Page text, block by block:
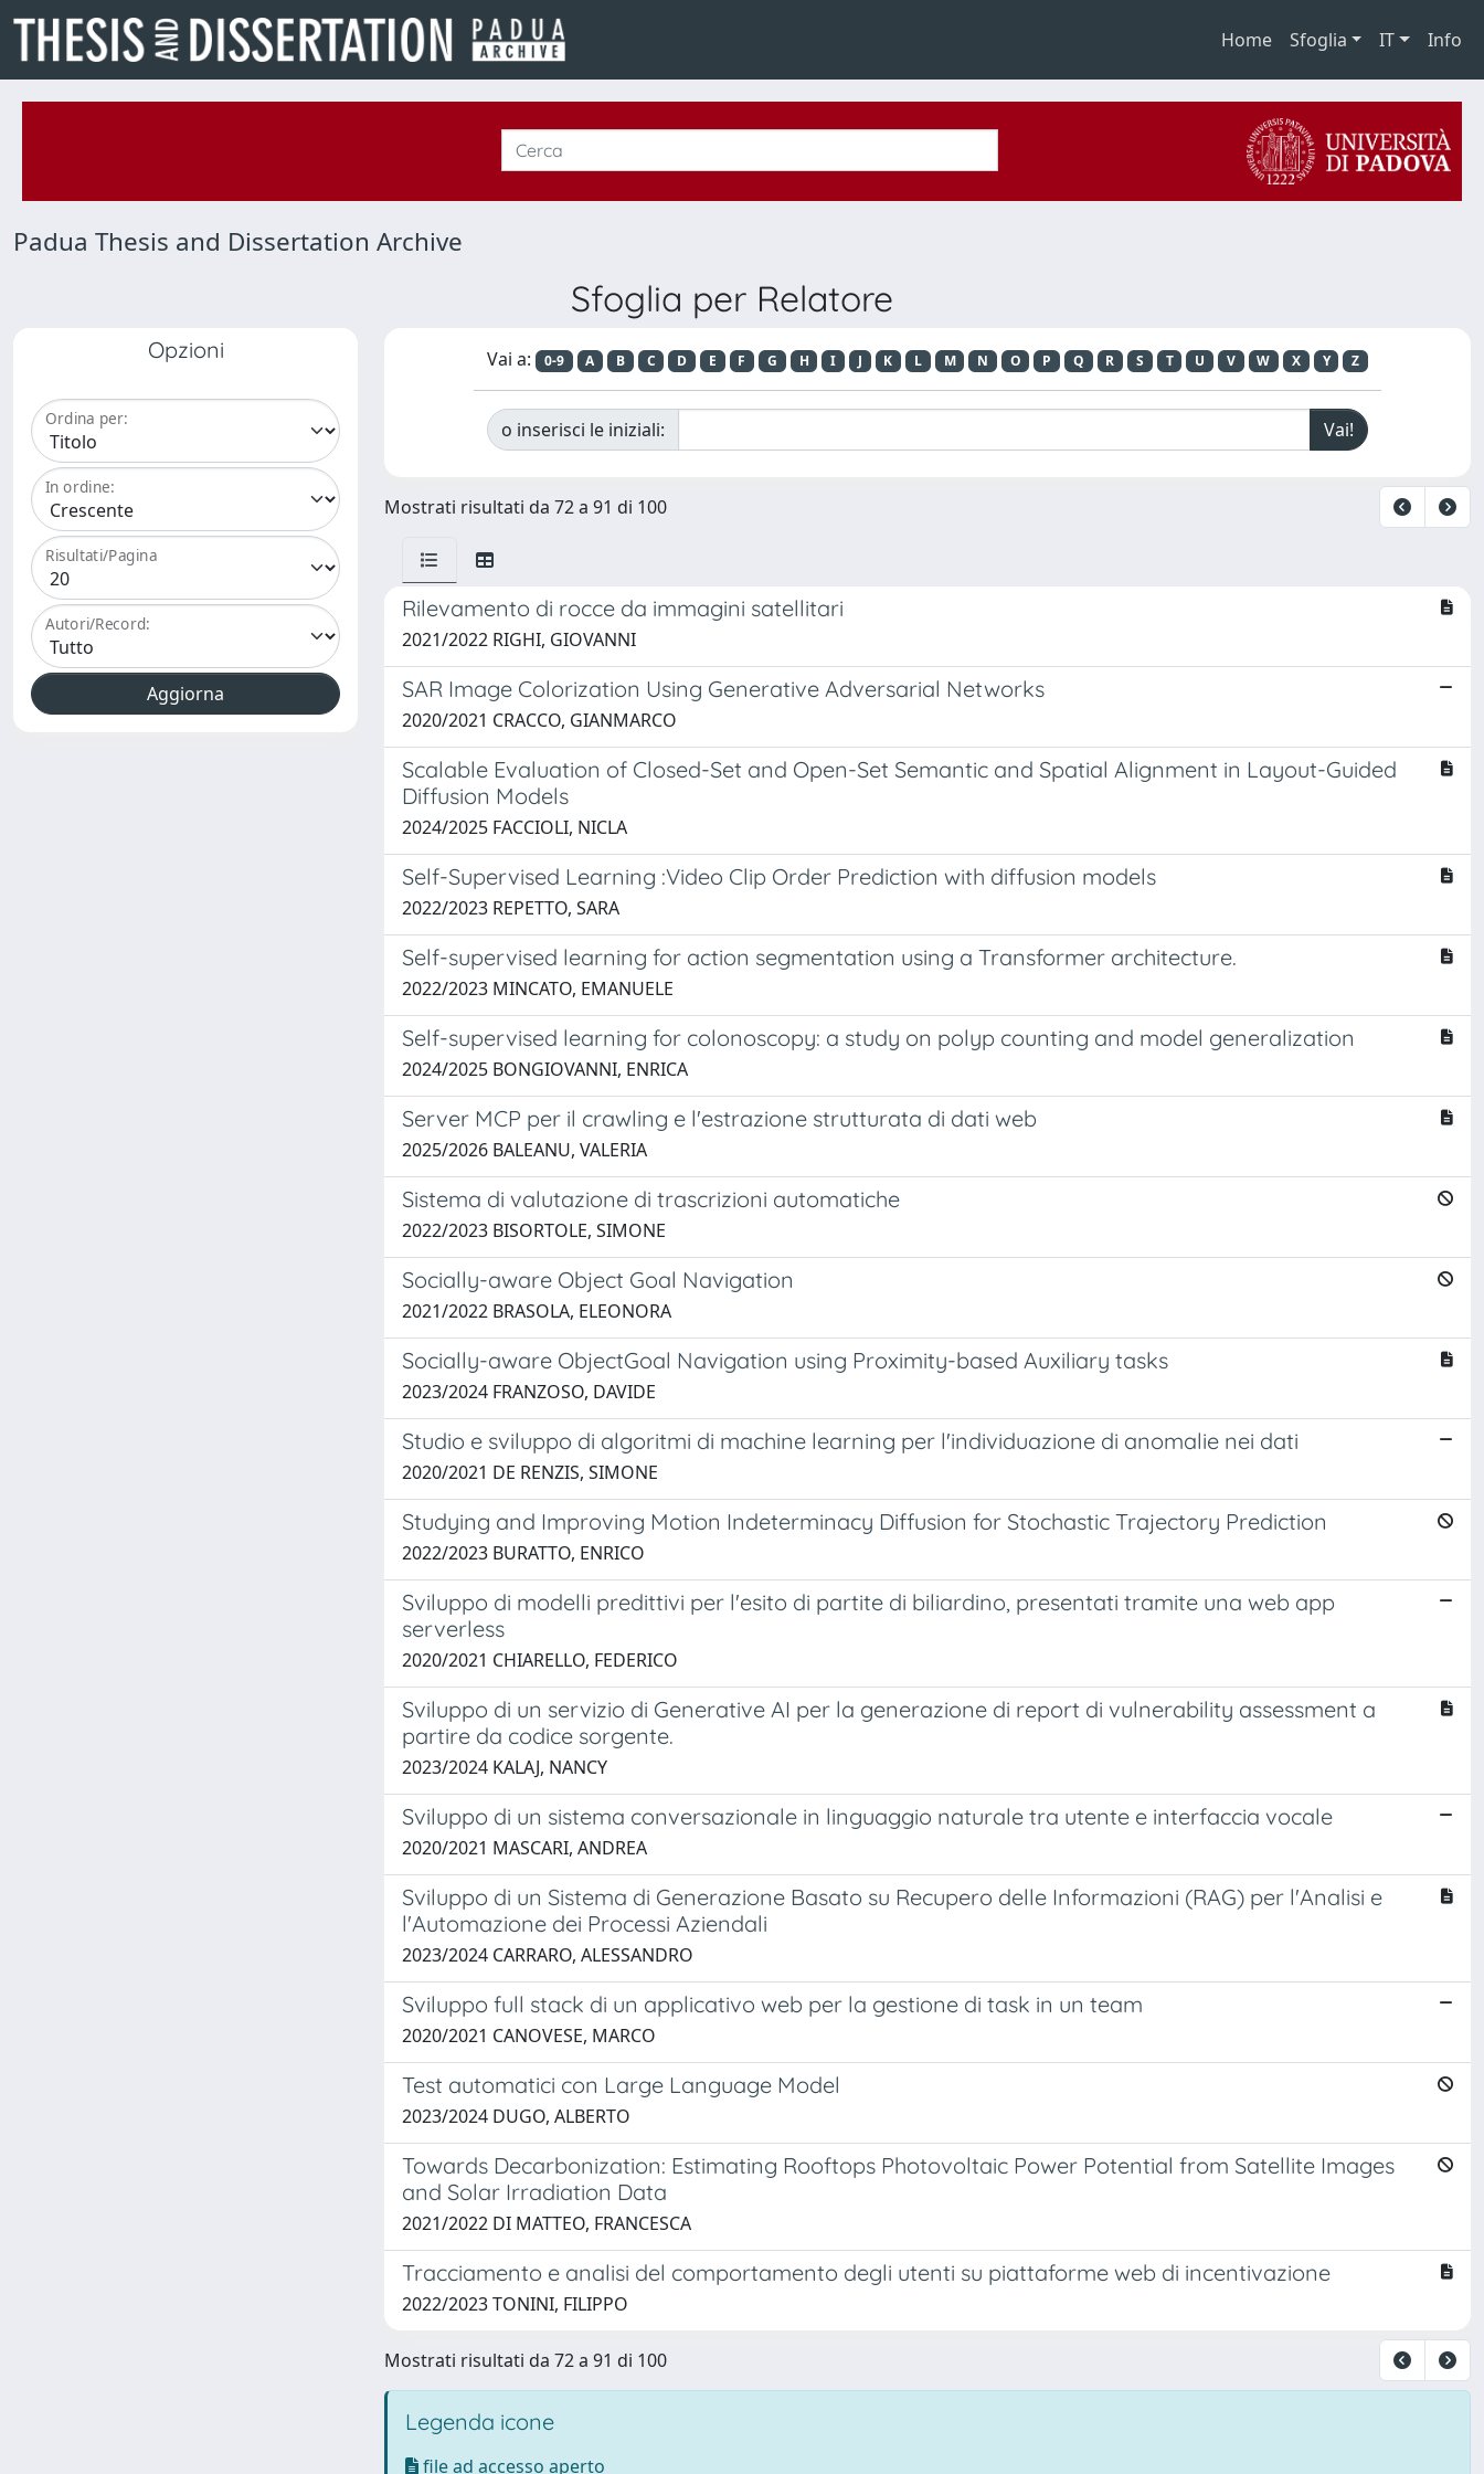
Home Sfoglia IT Info
Padua Thesis and Dissertation Archive
Sfoglia per Relatore
Opzioni
Ordina per:
In ordine:
Risultati/Pagina
Autori/Record:
Vai a: 0-9 A B C D E F G H I J K L M N O P Q R S T U V W X Y Z
o inserisci le iniziali:
Mostrati risultati da 72 a 91 di 100
Rilevamento di rocce da immagini satellitari
2021/2022 RIGHI, GIOVANNI
SAR Image Colorization Using Generative Adversarial Networks
2020/2021 CRACCO, GIANMARCO
Scalable Evaluation of Closed-Set and Open-Set Semantic and Spatial Alignment in Layout-Guided
Diffusion Models
2024/2025 FACCIOLI, NICLA
Self-Supervised Learning :Video Clip Order Prediction with diffusion models
2022/2023 REPETTO, SARA
Self-supervised learning for action segmentation using a Transformer architecture.
2022/2023 MINCATO, EMANUELE
Self-supervised learning for colonoscopy: a study on polyp counting and model generalization
2024/2025 BONGIOVANNI, ENRICA
Server MCP per il crawling e l'estrazione strutturata di dati web
2025/2026 BALEANU, VALERIA
Sistema di valutazione di trascrizioni automatiche
2022/2023 BISORTOLE, SIMONE
Socially-aware Object Goal Navigation
2021/2022 BRASOLA, ELEONORA
Socially-aware ObjectGoal Navigation using Proximity-based Auxiliary tasks
2023/2024 FRANZOSO, DAVIDE
Studio e sviluppo di algoritmi di machine learning per l'individuazione di anomalie nei dati
2020/2021 DE RENZIS, SIMONE
Studying and Improving Motion Indeterminacy Diffusion for Stochastic Trajectory Prediction
2022/2023 BURATTO, ENRICO
Sviluppo di modelli predittivi per l'esito di partite di biliardino, presentati tramite una web app
serverless
2020/2021 CHIARELLO, FEDERICO
Sviluppo di un servizio di Generative AI per la generazione di report di vulnerability assessment a
partire da codice sorgente.
2023/2024 KALAJ, NANCY
Sviluppo di un sistema conversazionale in linguaggio naturale tra utente e interfaccia vocale
2020/2021 MASCARI, ANDREA
Sviluppo di un Sistema di Generazione Basato su Recupero delle Informazioni (RAG) per l'Analisi e
l'Automazione dei Processi Aziendali
2023/2024 CARRARO, ALESSANDRO
Sviluppo full stack di un applicativo web per la gestione di task in un team
2020/2021 CANOVESE, MARCO
Test automatici con Large Language Model
2023/2024 DUGO, ALBERTO
Towards Decarbonization: Estimating Rooftops Photovoltaic Power Potential from Satellite Images
and Solar Irradiation Data
2021/2022 DI MATTEO, FRANCESCA
Tracciamento e analisi del comportamento degli utenti su piattaforme web di incentivazione
2022/2023 TONINI, FILIPPO
Mostrati risultati da 72 a 91 di 100
Legenda icone
file ad accesso aperto